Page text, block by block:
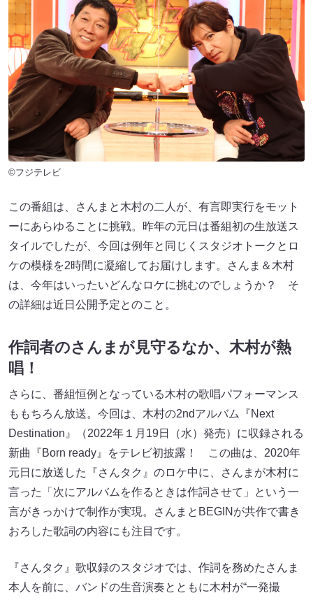
©フジテレビ
この番組は、さんまと木村の二人が、有言即実行をモット
ーにあらゆることに挑戦。昨年の元日は番組初の生放送ス
タイルでしたが、今回は例年と同じくスタジオトークとロ
ケの模様を2時間に凝縮してお届けします。さんま＆木村
は、今年はいったいどんなロケに挑むのでしょうか？ そ
の詳細は近日公開予定とのこと。
作詞者のさんまが見守るなか、木村が熱
唱！
さらに、番組恒例となっている木村の歌唱パフォーマンス
ももちろん放送。今回は、木村の2ndアルバム『Next
Destination』（2022年１月19日（水）発売）に収録される
新曲『Born ready』をテレビ初披露！ この曲は、2020年
元日に放送した『さんタク』のロケ中に、さんまが木村に
言った「次にアルバムを作るときは作詞させて」という一
言がきっかけで制作が実現。さんまとBEGINが共作で書き
おろした歌詞の内容にも注目です。
『さんタク』歌収録のスタジオでは、作詞を務めたさんま
本人を前に、バンドの生音演奏とともに木村が“一発撮